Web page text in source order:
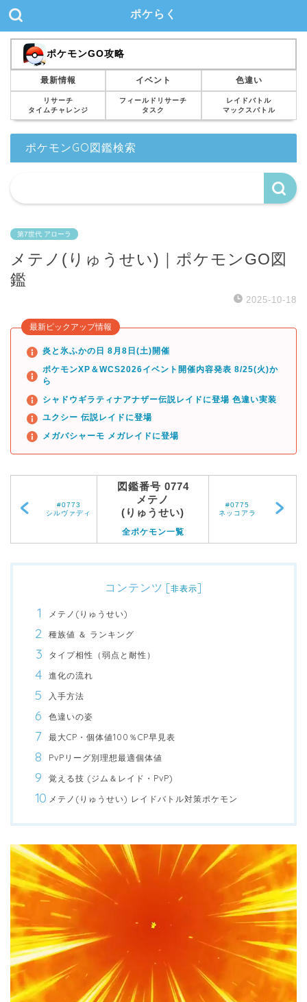
ポケらく
ポケモンGO攻略
最新情報 イベント 色違い
リサーチ
タイムチャレンジ
フィールドリサーチ
タスク
レイドバトル
マックスバトル
ポケモンGO図鑑検索
第7世代 アローラ
メテノ(りゅうせい)｜ポケモンGO図
鑑
2025-10-18
最新ピックアップ情報
炎と氷ふかの日 8月8日(土)開催
ポケモンXP＆WCS2026イベント開催内容発表 8/25(火)か
ら
シャドウギラティナアナザー伝説レイドに登場 色違い実装
ユクシー 伝説レイドに登場
メガバシャーモ メガレイドに登場
#0773
シルヴァディ
図鑑番号 0774
メテノ
(りゅうせい)
全ポケモン一覧
#0775
ネッコアラ
コンテンツ [非表示]
メテノ(りゅうせい)
種族値 ＆ ランキング
タイプ相性（弱点と耐性）
進化の流れ
入手方法
色違いの姿
最大CP・個体値100％CP早見表
PvPリーグ別理想最適個体値
覚える技 (ジム＆レイド・PvP)
メテノ(りゅうせい) レイドバトル対策ポケモン